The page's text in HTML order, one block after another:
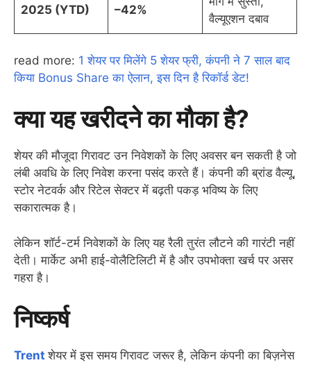
2025 (YTD) –42%
वैल्यूएशन दबाव
read more: 1 शेयर पर मिलेंगे 5 शेयर फ्री, कंपनी ने 7 साल बाद
किया Bonus Share का ऐलान, इस दिन है रिकॉर्ड डेट!
क्या यह खरीदने का मौका है?
शेयर की मौजूदा गिरावट उन निवेशकों के लिए अवसर बन सकती है जो
लंबी अवधि के लिए निवेश करना पसंद करते हैं। कंपनी की ब्रांड वैल्यू,
स्टोर नेटवर्क और रिटेल सेक्टर में बढ़ती पकड़ भविष्य के लिए
सकारात्मक है।
लेकिन शॉर्ट-टर्म निवेशकों के लिए यह रैली तुरंत लौटने की गारंटी नहीं
देती। मार्केट अभी हाई-वोलैटिलिटी में है और उपभोक्ता खर्च पर असर
गहरा है।
निष्कर्ष
Trentशेयर में इस समय गिरावट जरूर है, लेकिन कंपनी का बिज़नेस